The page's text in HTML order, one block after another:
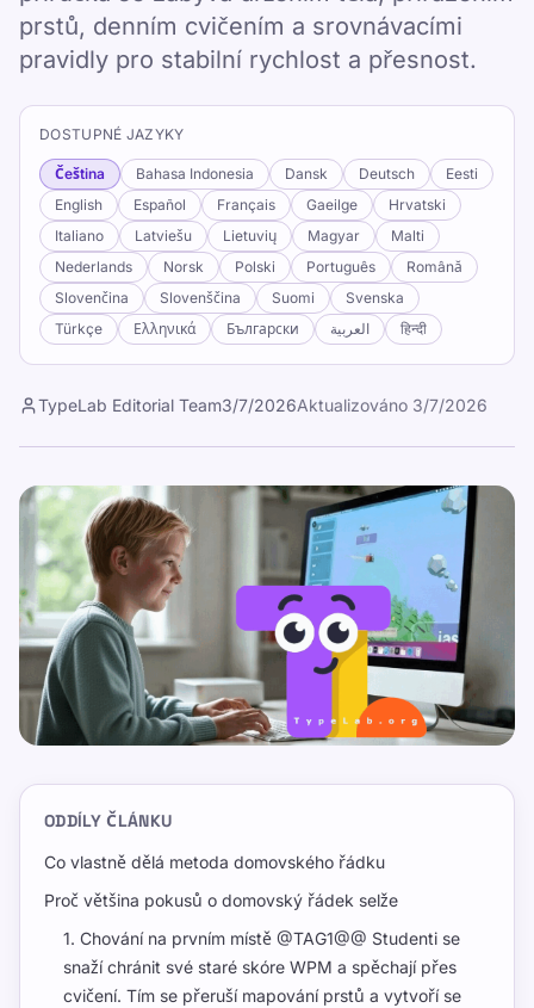
prstů, denním cvičením a srovnávacími
pravidly pro stabilní rychlost a přesnost.
DOSTUPNÉ JAZYKY
Čeština Bahasa Indonesia Dansk Deutsch
Eesti
English
Español Français Gaeilge
Hrvatski
Italiano
Latviešu Lietuvių Magyar
Malti
Nederlands
Norsk Polski Português
Română
Slovenčina
Slovenščina Suomi
Svenska
Türkçe
Ελληνικά Български العربية हिन्दी
TypeLab Editorial Team3/7/2026Aktualizováno 3/7/2026
ODDÍLY ČLÁNKU
Co vlastně dělá metoda domovského řádku
Proč většina pokusů o domovský řádek selže
1. Chování na prvním místě @TAG1@@ Studenti se
snaží chránit své staré skóre WPM a spěchají přes
cvičení. Tím se přeruší mapování prstů a vytvoří se